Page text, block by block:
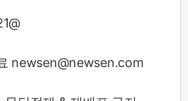
newsen@newsen.com